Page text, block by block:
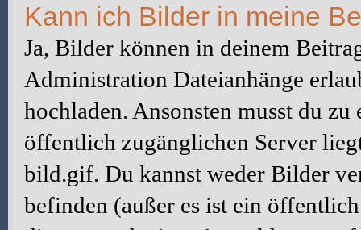
Kann ich Bilder in meine
Ja, Bilder können in deinem
Administration Dateianhänge
hochladen. Ansonsten musst du
öffentlich zugänglichen Server
bild.gif. Du kannst weder Bilder
befinden (außer es ist ein